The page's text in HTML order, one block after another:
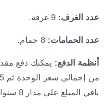
عدد الغرف: 9 غرفة.
عدد الحمامات: 8 حمام.
أنظمة الدفع:
باقي المبلغ على مدار 8 سنوات.